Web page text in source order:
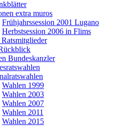
extra muros
Frühjahrssession 2001 Lugano
Herbstsession 2006 in Flims
Bundeskanzler
Wahlen 1999
Wahlen 2003
Wahlen 2007
Wahlen 2011
Wahlen 2015